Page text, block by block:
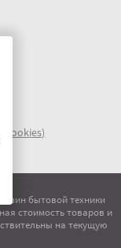
бытовой техники
стоимость товаров и
на текущую